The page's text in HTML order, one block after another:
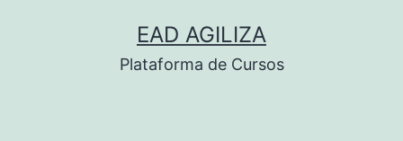
EAD AGILIZA
Plataforma de Cursos